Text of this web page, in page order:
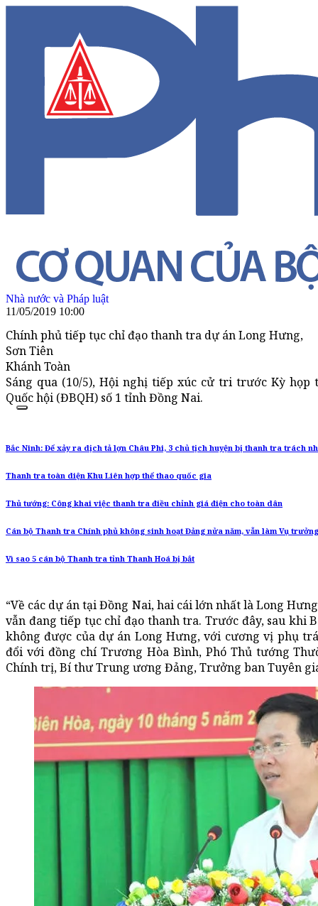
Nhà nước và Pháp luật
11/05/2019 10:00
Chính phủ tiếp tục chỉ đạo thanh tra dự án Long Hưng,
Sơn Tiên
Khánh Toàn
Sáng qua (10/5), Hội nghị tiếp xúc cử tri trước Kỳ họp
Quốc hội (ĐBQH) số 1 tỉnh Đồng Nai.
Bắc Ninh: Để xảy ra dịch tả lợn Châu Phi, 3 chủ tịch huyện bị thanh tra trách
Thanh tra toàn diện Khu Liên hợp thể thao quốc gia
Thủ tướng: Công khai việc thanh tra điều chỉnh giá điện cho toàn dân
Cán bộ Thanh tra Chính phủ không sinh hoạt Đảng nửa năm, vẫn làm Vụ trưởng
Vì sao 5 cán bộ Thanh tra tỉnh Thanh Hoá bị bắt
“Về các dự án tại Đồng Nai, hai cái lớn nhất là Long
vẫn đang tiếp tục chỉ đạo thanh tra. Trước đây, sau khi
không được của dự án Long Hưng, với cương vị phụ
đổi với đồng chí Trương Hòa Bình, Phó Thủ tướng
Chính trị, Bí thư Trung ương Đảng, Trưởng ban Tuyên